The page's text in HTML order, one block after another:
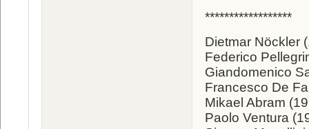
******************
Dietmar Nöckler
Federico
Giandomenico
Francesco De
Mikael Abram
Paolo Ventura